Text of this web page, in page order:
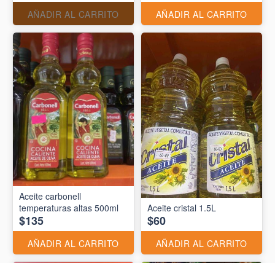
AÑADIR AL CARRITO AÑADIR AL CARRITO
Aceite carbonell
temperaturas altas 500ml
$135
AÑADIR AL CARRITO
Aceite cristal 1.5L
$60
AÑADIR AL CARRITO